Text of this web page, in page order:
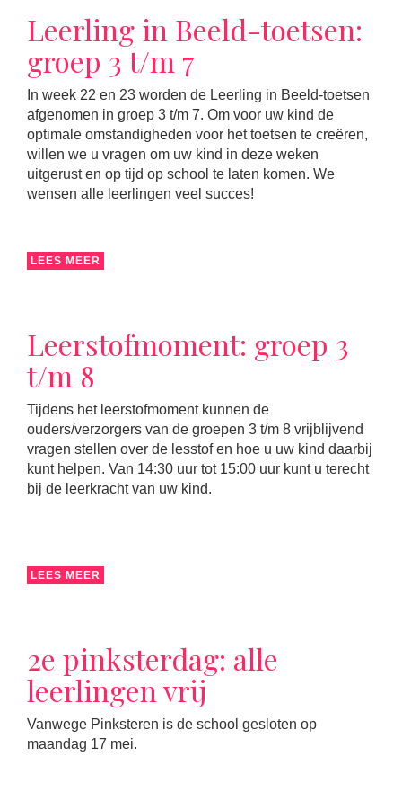
Leerling in Beeld-toetsen:
groep 3 t/m 7
In week 22 en 23 worden de Leerling in Beeld-toetsen
afgenomen in groep 3 t/m 7. Om voor uw kind de
optimale omstandigheden voor het toetsen te creëren,
willen we u vragen om uw kind in deze weken
uitgerust en op tijd op school te laten komen. We
wensen alle leerlingen veel succes!
LEES MEER
Leerstofmoment: groep 3
t/m 8
Tijdens het leerstofmoment kunnen de
ouders/verzorgers van de groepen 3 t/m 8 vrijblijvend
vragen stellen over de lesstof en hoe u uw kind daarbij
kunt helpen. Van 14:30 uur tot 15:00 uur kunt u terecht
bij de leerkracht van uw kind.
LEES MEER
2e pinksterdag: alle
leerlingen vrij
Vanwege Pinksteren is de school gesloten op
maandag 17 mei.